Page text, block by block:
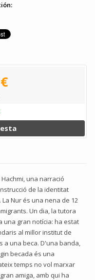
una narració
de la identitat
Nur és una nena de 12
Un dia, la tutora
una gran notícia: ha estat
al millor institut de
a una beca. D'una banda,
becada és una
temps no vol marxar
amiga, amb qui ha